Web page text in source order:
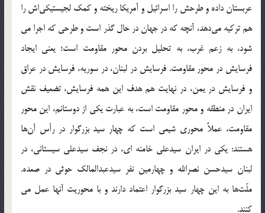
عربستان داده و طرحش را اسرائیل و آمریکا ریخته و کمک لجیستیکی‌اش را
هم ترکیه می‌دهد، آنچه که در جهان در حال گذر است و طرحی که اجرا می
شود، به زعم غرب، به تحلیل بردن محور مقاومت است؛ یعنی ایجاد
فرسایش در محور مقاومت. فرسایش در لبنان، در سوریه، فرسایش در عراق
و فرسایش در یمن، در نهایت هم هدف این همه فرسایش، تضعیف نقش
ایران در منطقه و محور مقاومت است، به عبارت یکی از دوستانم، این محور
مقاومت، عملاً محوری شیعی است که چهار سید بزرگوار در رأس آن‌ها
هستند: یکی در ایران سیدعلی خامنه ای، در نجف سیدعلی سیستانی، در
لبنان سیدحسن نصرالله و چهارمین نفر سیدعبدالمالک حوثی در صعده.
ملّت‌ها به این چهار سید بزرگوار اعتماد دارند و با محوریت آنها عمل می
کنند.